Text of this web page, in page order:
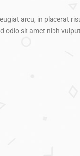
arcu, in placerat
odio sit amet nibh